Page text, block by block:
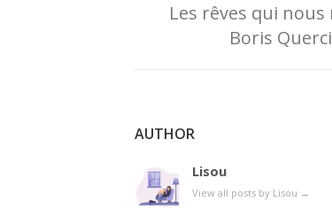
Les rêves qui
Boris
AUTHOR
Lisou
View all posts by Lisou →